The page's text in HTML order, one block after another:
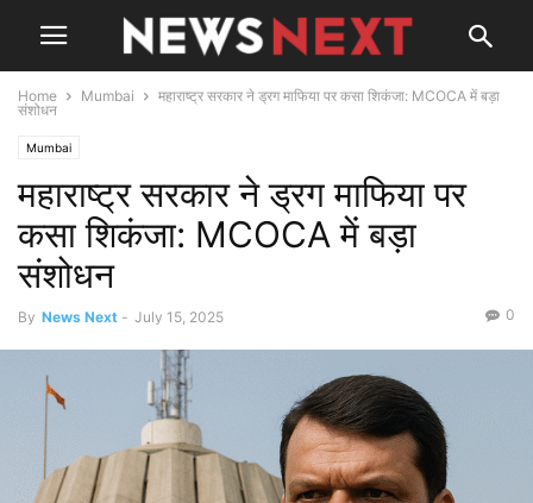
Home Mumbai
महाराष्ट्र सरकार ने ड्रग माफिया पर कसा शिकंजा: MCOCA में बड़ा
संशोधन
Mumbai
महाराष्ट्र सरकार ने ड्रग माफिया पर
कसा शिकंजा: MCOCA में बड़ा
संशोधन
By News Next - July 15, 2025 0